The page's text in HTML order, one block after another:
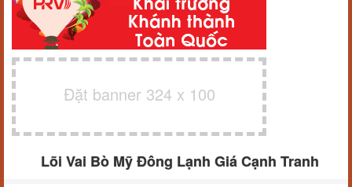
Đặt banner 324 x 100
Lõi Vai Bò Mỹ Đông Lạnh Giá Cạnh Tranh